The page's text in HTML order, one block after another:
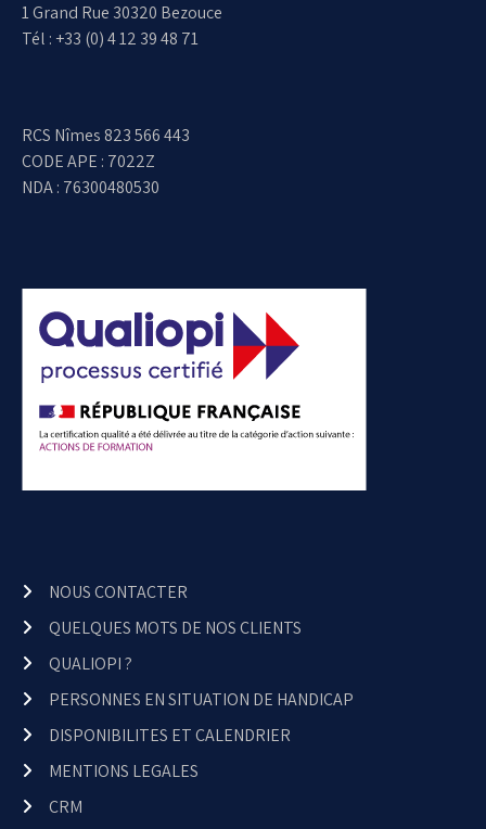
1 Grand Rue 30320 Bezouce
Tél : +33 (0) 4 12 39 48 71
RCS Nîmes 823 566 443
CODE APE : 7022Z
NDA : 76300480530
NOUS CONTACTER
QUELQUES MOTS DE NOS CLIENTS
QUALIOPI ?
PERSONNES EN SITUATION DE HANDICAP
DISPONIBILITES ET CALENDRIER
MENTIONS LEGALES
CRM